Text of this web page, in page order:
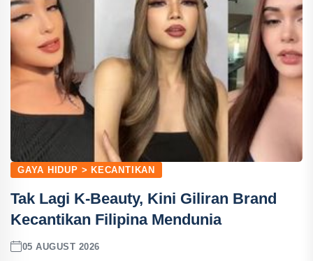
GAYA HIDUP > KECANTIKAN
Tak Lagi K-Beauty, Kini Giliran Brand
Kecantikan Filipina Mendunia
05 AUGUST 2026